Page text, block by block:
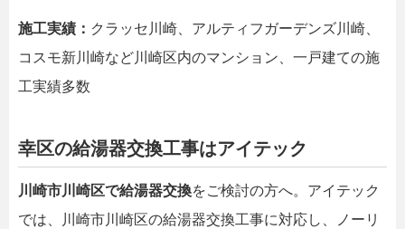
施工実績： クラッセ川崎、アルティフガーデンズ川崎、
コスモ新川崎など川崎区内のマンション、一戸建ての施
工実績多数
幸区の給湯器交換工事はアイテック
川崎市川崎区で給湯器交換をご検討の方へ。アイテック
では、川崎市川崎区の給湯器交換工事に対応し、ノーリ